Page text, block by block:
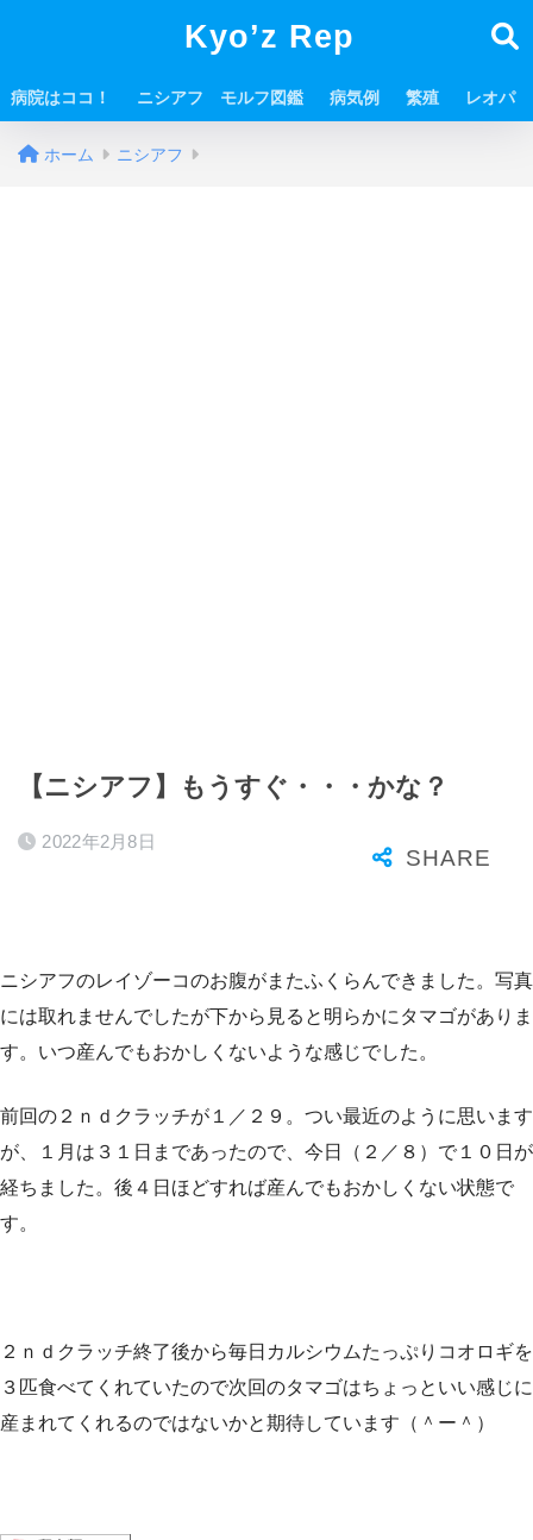
Kyo’z Rep
病院はココ！ ニシアフ モルフ図鑑 病気例 繁殖 レオパ
ホーム ニシアフ
【ニシアフ】もうすぐ・・・かな？
2022年2月8日
ニシアフのレイゾーコのお腹がまたふくらんできました。写真
には取れませんでしたが下から見ると明らかにタマゴがありま
す。いつ産んでもおかしくないような感じでした。
前回の２ｎｄクラッチが１／２９。つい最近のように思います
が、１月は３１日まであったので、今日（２／８）で１０日が
経ちました。後４日ほどすれば産んでもおかしくない状態で
す。
２ｎｄクラッチ終了後から毎日カルシウムたっぷりコオロギを
３匹食べてくれていたので次回のタマゴはちょっといい感じに
産まれてくれるのではないかと期待しています（＾ー＾）